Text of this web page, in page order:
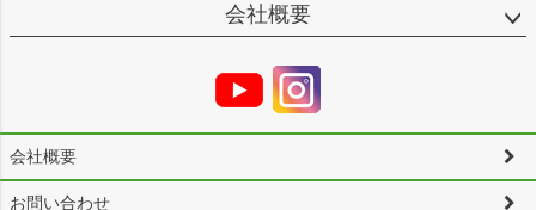
会社概要
会社概要
お問い合わせ